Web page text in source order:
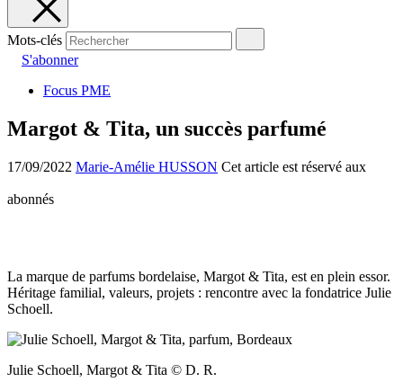
Mots-clés
S'abonner
Focus PME
Margot & Tita, un succès parfumé
17/09/2022 Marie-Amélie HUSSON Cet article est réservé aux
abonnés
La marque de parfums bordelaise, Margot & Tita, est en plein essor.
Héritage familial, valeurs, projets : rencontre avec la fondatrice Julie
Schoell.
Julie Schoell, Margot & Tita © D. R.